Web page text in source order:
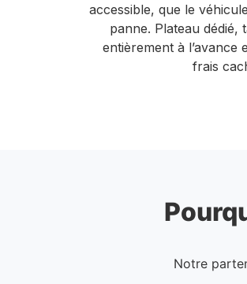
accessible, que le
panne. Plateau dédié,
entièrement à l’avance
frais
Notre